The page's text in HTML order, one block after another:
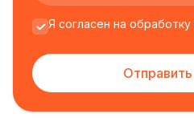
Я согласен на
Отправить